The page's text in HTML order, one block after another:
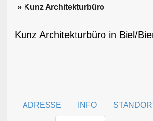
Kunz Architekturbüro
Kunz Architekturbüro in Biel/
ADRESSE INFO